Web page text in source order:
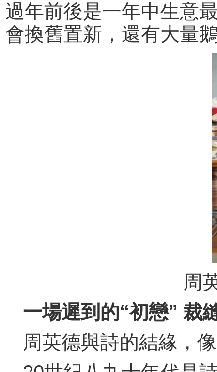
過年前後是一年中生意
會換舊置新，還有大量
周
一場遲到的“初戀” 裁
周英德與詩的結緣，